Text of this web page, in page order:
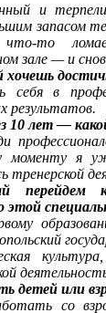
и
запасом
то
зале — и
себя в
результатов.
10 лет —
я
перейдем к
детей или
со